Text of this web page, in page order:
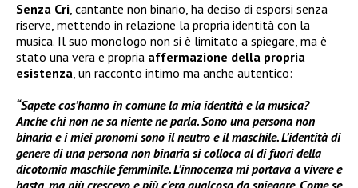
Senza Cri, cantante non binario, ha deciso di esporsi senza
riserve, mettendo in relazione la propria identità con la
musica. Il suo monologo non si è limitato a spiegare, ma è
stato una vera e propria affermazione della propria
esistenza, un racconto intimo ma anche autentico:
“Sapete cos’hanno in comune la mia identità e la musica?
Anche chi non ne sa niente ne parla. Sono una persona non
binaria e i miei pronomi sono il neutro e il maschile. L’identità di
genere di una persona non binaria si colloca al di fuori della
dicotomia maschile femminile. L’innocenza mi portava a vivere e